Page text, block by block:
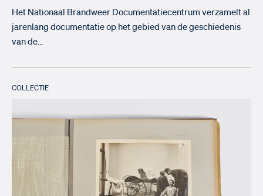
Het Nationaal Brandweer Documentatiecentrum verzamelt al
jarenlang documentatie op het gebied van de geschiedenis
van de…
COLLECTIE